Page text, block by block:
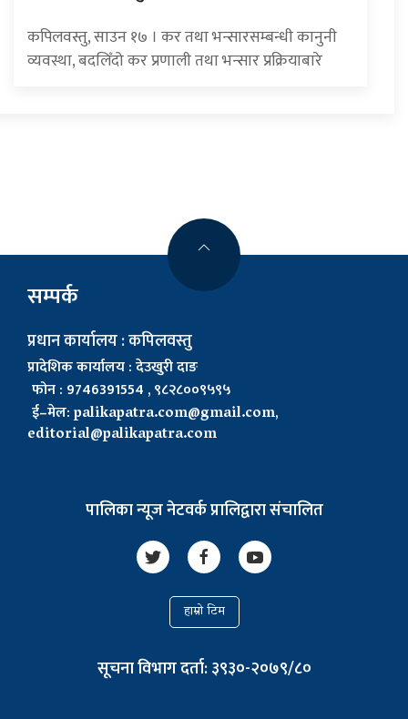
कपिलवस्तु, साउन १७ । कर तथा भन्सारसम्बन्धी कानुनी
व्यवस्था, बदलिँदो कर प्रणाली तथा भन्सार प्रक्रियाबारे
सम्पर्क
प्रधान कार्यालय : कपिलवस्तु
प्रादेशिक कार्यालय : देउखुरी दाङ
फोन : 9746391554 , ९८२८००९५९५
ई–मेल:palikapatra.com@gmail.com,
editorial@palikapatra.com
पालिका न्यूज नेटवर्क प्रालिद्वारा संचालित
हाम्रो टिम
सूचना विभाग दर्ता: ३९३०-२०७९/८०